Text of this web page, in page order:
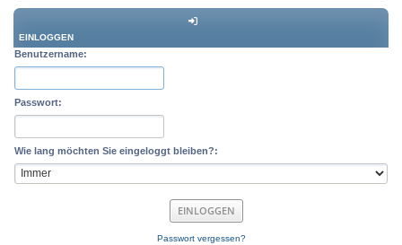
EINLOGGEN
Benutzername:
Passwort:
Wie lang möchten Sie eingeloggt bleiben?:
Passwort vergessen?